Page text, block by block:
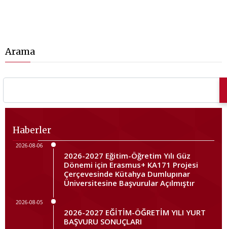
Arama
Haberler
2026-08-06
2026-2027 Eğitim-Öğretim Yılı Güz
Dönemi için Erasmus+ KA171 Projesi
Çerçevesinde Kütahya Dumlupınar
Üniversitesine Başvurular Açılmıştır
2026-08-05
2026-2027 EĞİTİM-ÖĞRETİM YILI YURT
BAŞVURU SONUÇLARI